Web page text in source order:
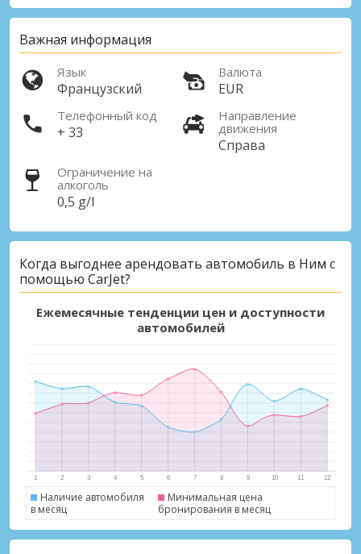
Важная информация
Язык
Французский
Валюта
EUR
Телефонный код
+ 33
Направление
движения
Справа
Ограничение на
алкоголь
0,5 g/l
Когда выгоднее арендовать автомобиль в Ним с
помощью CarJet?
Ежемесячные тенденции цен и доступности
автомобилей
Наличие автомобиля
в месяц
Минимальная цена
бронирования в месяц
Лучшие сбережения